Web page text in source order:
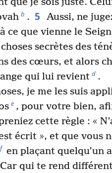
b . 5 Aussi, ne
ce que vienne le
secrètes des
des cœurs, et alors
qui lui revient d .
je me les suis
e , pour votre bien,
cette règle : «
écrit », et que vous
f en plaçant quelqu’un
Car qui te rend